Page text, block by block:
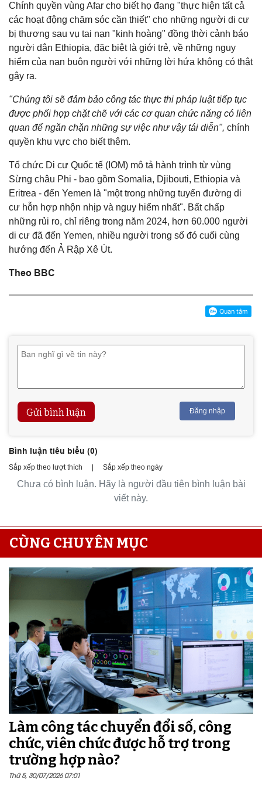
Chính quyền vùng Afar cho biết họ đang "thực hiện tất cả
các hoạt động chăm sóc cần thiết" cho những người di cư
bị thương sau vụ tai nạn "kinh hoàng" đồng thời cảnh báo
người dân Ethiopia, đặc biệt là giới trẻ, về những nguy
hiểm của nạn buôn người với những lời hứa không có thật
gây ra.
"Chúng tôi sẽ đảm bảo công tác thực thi pháp luật tiếp tục
được phối hợp chặt chẽ với các cơ quan chức năng có liên
quan để ngăn chặn những sự việc như vậy tái diễn", chính
quyền khu vực cho biết thêm.
Tổ chức Di cư Quốc tế (IOM) mô tả hành trình từ vùng
Sừng châu Phi - bao gồm Somalia, Djibouti, Ethiopia và
Eritrea - đến Yemen là "một trong những tuyến đường di
cư hỗn hợp nhộn nhịp và nguy hiểm nhất". Bất chấp
những rủi ro, chỉ riêng trong năm 2024, hơn 60.000 người
di cư đã đến Yemen, nhiều người trong số đó cuối cùng
hướng đến Ả Rập Xê Út.
Theo BBC
Gửi bình luận Đăng nhập
Bình luận tiêu biểu (0)
Sắp xếp theo lượt thích Sắp xếp theo ngày
Chưa có bình luận. Hãy là người đầu tiên bình luận bài
viết này.
CÙNG CHUYÊN MỤC
Làm công tác chuyển đổi số, công
chức, viên chức được hỗ trợ trong
trường hợp nào?
Thứ 5, 30/07/2026 07:01